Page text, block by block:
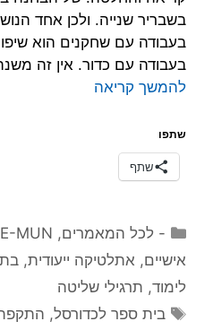
בשבריר שנייה. ולכן אחד
בעבודה עם כדור. אין זה
להמשך קריאה
שתפו
שתף
קטגוריות
- לכל המאמרים,
E-MUN
אישיים, אתלטיקה ייעודית,
לימוד, תרגילי שליטה
תגיות
בית ספר לכדורסל,